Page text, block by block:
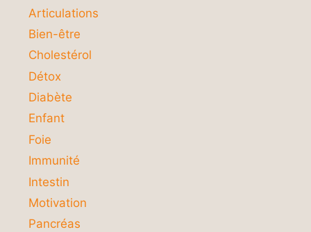
Articulations
Bien-être
Cholestérol
Détox
Diabète
Enfant
Foie
Immunité
Intestin
Motivation
Pancréas